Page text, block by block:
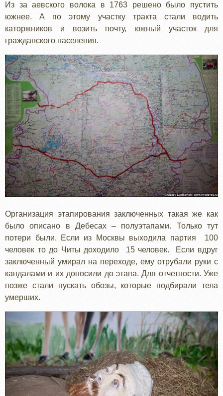
Из за аевского волока в 1763 решено было пустить
южнее. А по этому участку тракта стали водить
каторжников и возить почту, южный участок для
гражданского населения.
Организация этапирования заключенных такая же как
было описано в Дебесах – полуэтапами. Только тут
потери были. Если из Москвы выходила партия 100
человек то до Читы доходило 15 человек. Если вдруг
заключенный умирал на переходе, ему отрубали руки с
кандалами и их доносили до этапа. Для отчетности. Уже
позже стали пускать обозы, которые подбирали тела
умерших.